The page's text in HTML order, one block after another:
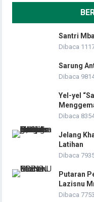
Santri
Dibaca
Sarung
Dibaca
Yel-yel
Dibaca
Jelang
Latihan
Dibaca
Putaran
Lazisnu
Dibaca